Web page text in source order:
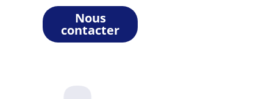
Nous
contacter